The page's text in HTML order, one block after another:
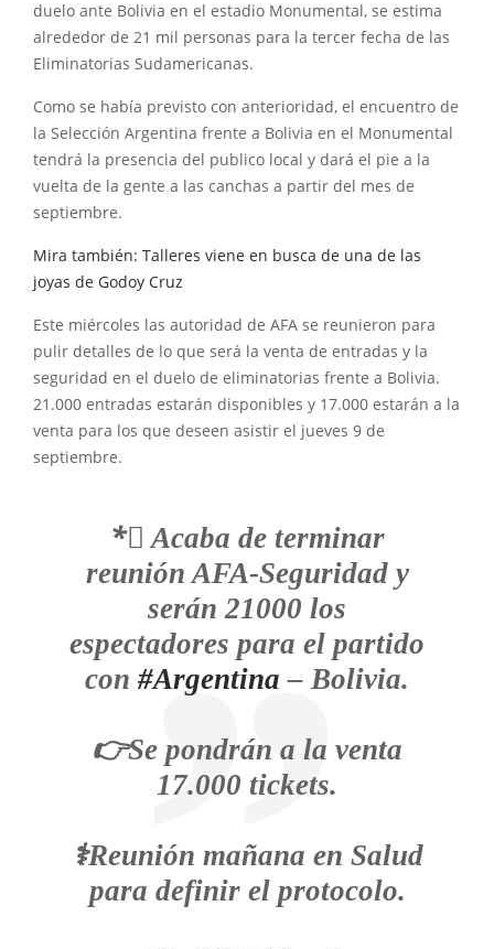
duelo ante Bolivia en el estadio Monumental, se estima
alrededor de 21 mil personas para la tercer fecha de las
Eliminatorias Sudamericanas.
Como se había previsto con anterioridad, el encuentro de
la Selección Argentina frente a Bolivia en el Monumental
tendrá la presencia del publico local y dará el pie a la
vuelta de la gente a las canchas a partir del mes de
septiembre.
Mira también: Talleres viene en busca de una de las
joyas de Godoy Cruz
Este miércoles las autoridad de AFA se reunieron para
pulir detalles de lo que será la venta de entradas y la
seguridad en el duelo de eliminatorias frente a Bolivia.
21.000 entradas estarán disponibles y 17.000 estarán a la
venta para los que deseen asistir el jueves 9 de
septiembre.
*⃣ Acaba de terminar
reunión AFA-Seguridad y
serán 21000 los
espectadores para el partido
con #Argentina – Bolivia.
👉Se pondrán a la venta
17.000 tickets.
⚕️Reunión mañana en Salud
para definir el protocolo.